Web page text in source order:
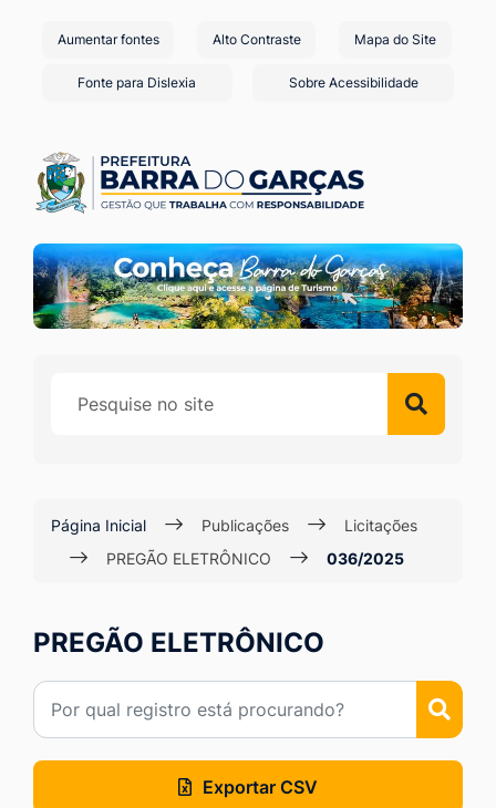
de
atalhos
links
de
acessibilidade
para
[alt+1]
Ir
para
o
menu
[alt+2]
[alt+4]
Aumentar fontes Alto Contraste Mapa do Site
Fonte para Dislexia Sobre Acessibilidade
Página Inicial Publicações
Licitações
PREGÃO ELETRÔNICO
036/2025
PREGÃO ELETRÔNICO
Exportar CSV